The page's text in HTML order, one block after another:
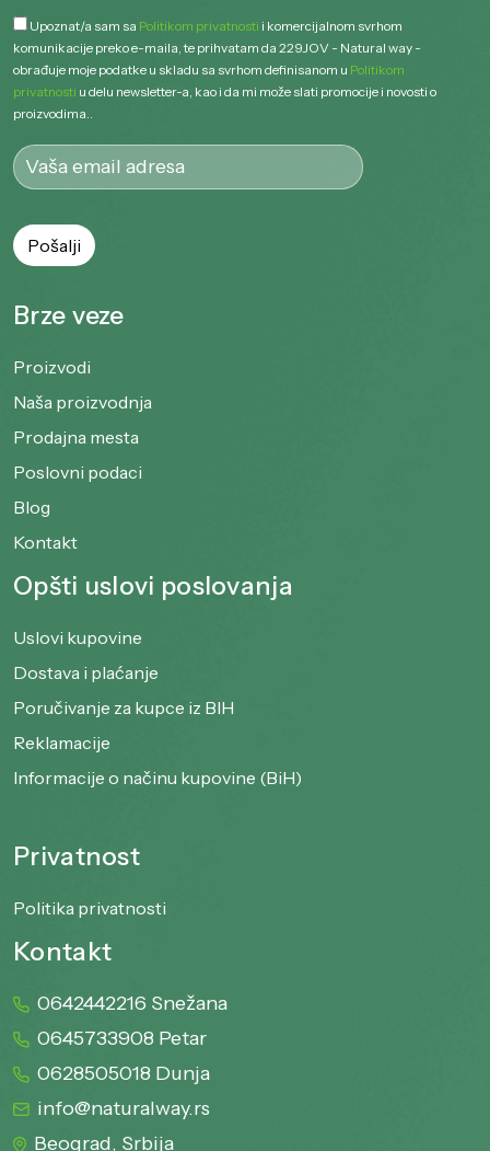
Upoznat/a sam sa Politikom privatnosti i komercijalnom svrhom
komunikacije preko e-maila, te prihvatam da 229JOV - Natural way -
obrađuje moje podatke u skladu sa svrhom definisanom u Politikom
privatnosti u delu newsletter-a, kao i da mi može slati promocije i novosti o
proizvodima..
Brze veze
Proizvodi
Naša proizvodnja
Prodajna mesta
Poslovni podaci
Blog
Kontakt
Opšti uslovi poslovanja
Uslovi kupovine
Dostava i plaćanje
Poručivanje za kupce iz BIH
Reklamacije
Informacije o načinu kupovine (BiH)
Privatnost
Politika privatnosti
Kontakt
0642442216 Snežana
0645733908 Petar
0628505018 Dunja
info@naturalway.rs
Beograd, Srbija